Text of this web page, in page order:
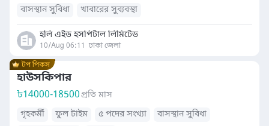
বাসস্থান সুবিধা
খাবারের সুব্যবস্থা
হলি এইড হসপিটাল লিমিটেড
10/Aug 06:11 ঢাকা জেলা
হাউসকিপার
৳14000-18500প্রতি মাস
গৃহকর্মী
ফুল টাইম ৫ পদের সংখ্যা
বাসস্থান সুবিধা